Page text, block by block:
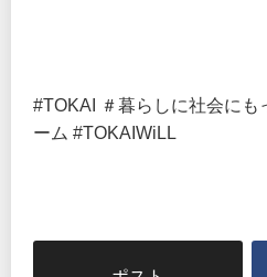
#TOKAI ＃暮らしに社会にも
ーム #TOKAIWiLL